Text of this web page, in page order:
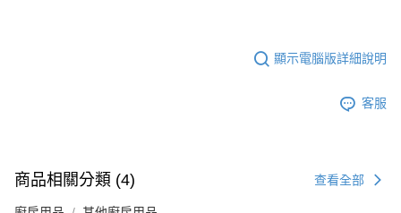
顯示電腦版詳細說明
客服
商品相關分類 (4) 查看全部